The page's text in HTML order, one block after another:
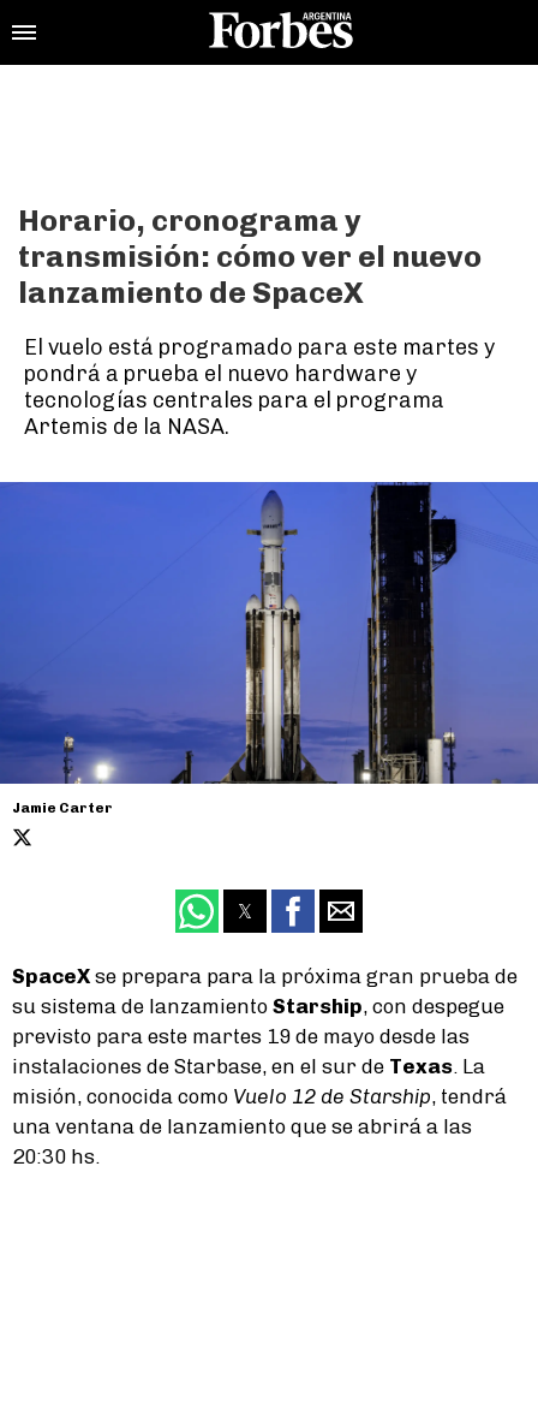
Horario, cronograma y
transmisión: cómo ver el nuevo
lanzamiento de SpaceX
El vuelo está programado para este martes y
pondrá a prueba el nuevo hardware y
tecnologías centrales para el programa
Artemis de la NASA.
Jamie Carter
SpaceX se prepara para la próxima gran prueba de
su sistema de lanzamiento Starship, con despegue
previsto para este martes 19 de mayo desde las
instalaciones de Starbase, en el sur de Texas . La
misión, conocida como Vuelo 12 de Starship, tendrá
una ventana de lanzamiento que se abrirá a las
20:30 hs.